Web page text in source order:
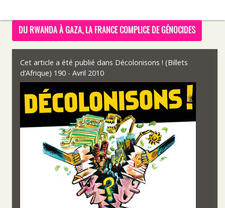
DU RWANDA À GAZA, LA FRANCE COMPLICE DE GÉNOCIDES
Cet article a été publié dans Décolonisons ! (Billets
d’Afrique) 190 - Avril 2010